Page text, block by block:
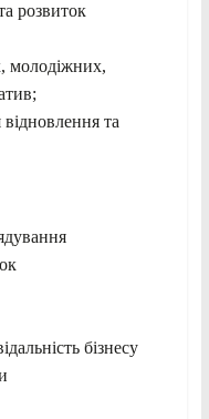
розвиток
молодіжних,
та
бізнесу